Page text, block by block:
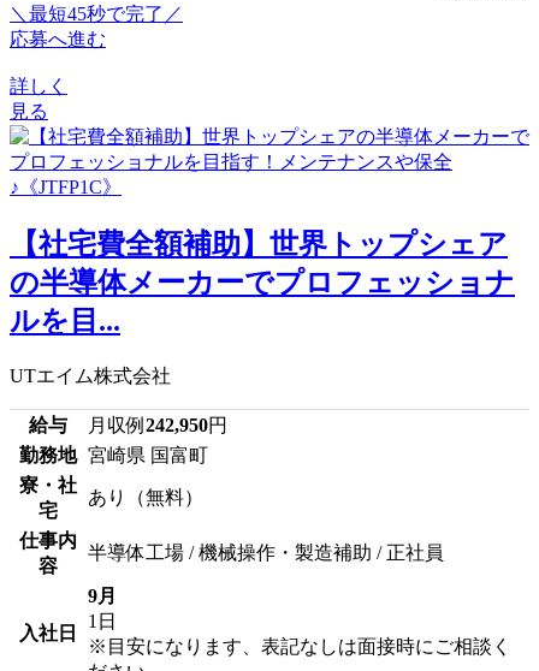
＼最短45秒で完了／
応募へ進む
詳しく
見る
【社宅費全額補助】世界トップシェア
の半導体メーカーでプロフェッショナ
ルを目...
UTエイム株式会社
給与 月収例 242,950円
勤務地 宮崎県 国富町
寮・社
宅
あり（無料）
仕事内
容
半導体工場 / 機械操作・製造補助 / 正社員
入社日
9月
1日
※目安になります、表記なしは面接時にご相談く